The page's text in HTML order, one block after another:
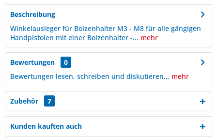
Beschreibung
Winkelausleger für Bolzenhalter M3 - M8 für alle gängigen
Handpistolen mit einer Bolzenhalter -... mehr
Bewertungen
0
Bewertungen lesen, schreiben und diskutieren... mehr
Zubehör 7
Kunden kauften auch